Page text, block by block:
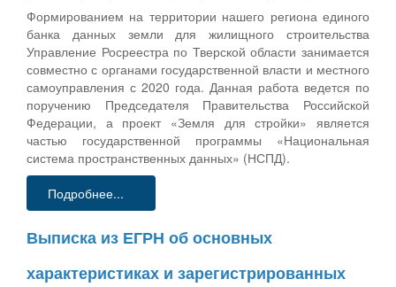
Формированием на территории нашего региона единого
банка данных земли для жилищного строительства
Управление Росреестра по Тверской области занимается
совместно с органами государственной власти и местного
самоуправления с 2020 года. Данная работа ведется по
поручению Председателя Правительства Российской
Федерации, а проект «Земля для стройки» является
частью государственной программы «Национальная
система пространственных данных» (НСПД).
Подробнее...
Выписка из ЕГРН об основных
характеристиках и зарегистрированных